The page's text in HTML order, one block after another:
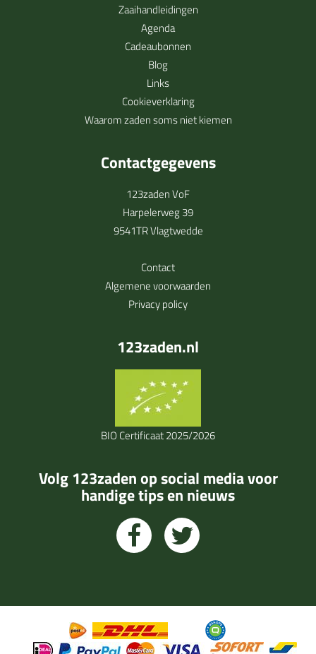
Zaaihandleidingen
Agenda
Cadeaubonnen
Blog
Links
Cookieverklaring
Waarom zaden soms niet kiemen
Contactgegevens
123zaden VoF
Harpelerweg 39
9541TR Vlagtwedde
Contact
Algemene voorwaarden
Privacy policy
123zaden.nl
BIO Certificaat 2025/2026
Volg 123zaden op social media voor
handige tips en nieuws